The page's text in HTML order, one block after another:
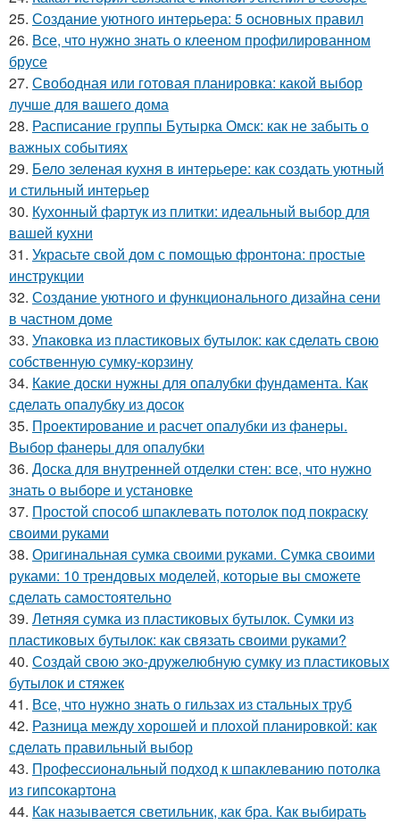
25. Создание уютного интерьера: 5 основных правил
26. Все, что нужно знать о клееном профилированном
брусе
27. Свободная или готовая планировка: какой выбор
лучше для вашего дома
28. Расписание группы Бутырка Омск: как не забыть о
важных событиях
29. Бело зеленая кухня в интерьере: как создать уютный
и стильный интерьер
30. Кухонный фартук из плитки: идеальный выбор для
вашей кухни
31. Украсьте свой дом с помощью фронтона: простые
инструкции
32. Создание уютного и функционального дизайна сени
в частном доме
33. Упаковка из пластиковых бутылок: как сделать свою
собственную сумку-корзину
34. Какие доски нужны для опалубки фундамента. Как
сделать опалубку из досок
35. Проектирование и расчет опалубки из фанеры.
Выбор фанеры для опалубки
36. Доска для внутренней отделки стен: все, что нужно
знать о выборе и установке
37. Простой способ шпаклевать потолок под покраску
своими руками
38. Оригинальная сумка своими руками. Сумка своими
руками: 10 трендовых моделей, которые вы сможете
сделать самостоятельно
39. Летняя сумка из пластиковых бутылок. Сумки из
пластиковых бутылок: как связать своими руками?
40. Создай свою эко-дружелюбную сумку из пластиковых
бутылок и стяжек
41. Все, что нужно знать о гильзах из стальных труб
42. Разница между хорошей и плохой планировкой: как
сделать правильный выбор
43. Профессиональный подход к шпаклеванию потолка
из гипсокартона
44. Как называется светильник, как бра. Как выбирать